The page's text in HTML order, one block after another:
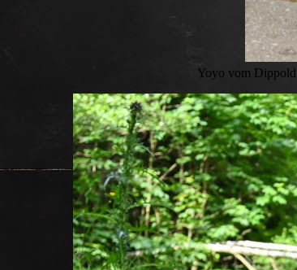
Yoyo vom Dippold